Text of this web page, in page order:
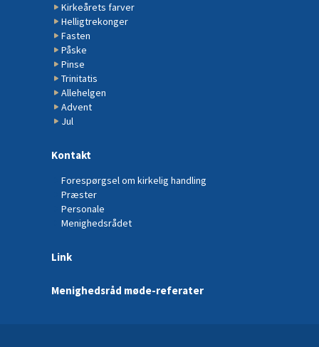
Kirkeårets farver
Helligtrekonger
Fasten
Påske
Pinse
Trinitatis
Allehelgen
Advent
Jul
Kontakt
Forespørgsel om kirkelig handling
Præster
Personale
Menighedsrådet
Link
Menighedsråd møde-referater